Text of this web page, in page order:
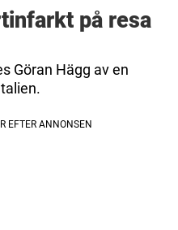
på resa
Göran Hägg av en